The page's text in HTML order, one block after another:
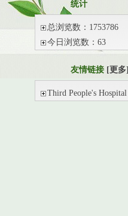
统计
总浏览数：1753786
今日浏览数：63
友情链接 [更多]
Third People's Hospital